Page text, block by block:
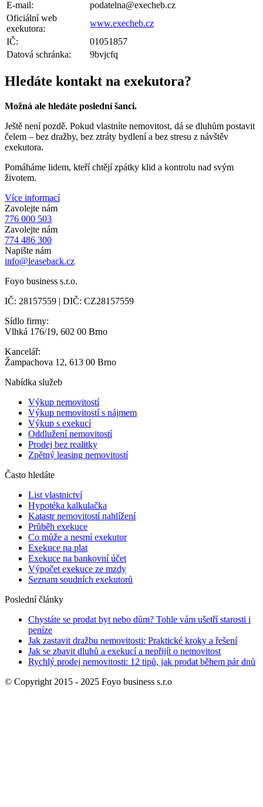
E-mail:
podatelna@execheb.cz
Oficiální web
exekutora:
www.execheb.cz
IČ:
01051857
Datová schránka:
9bvjcfq
Hledáte kontakt na exekutora?
Možná ale hledáte poslední šanci.
Ještě není pozdě. Pokud vlastníte nemovitost, dá se dluhům postavit
čelem – bez dražby, bez ztráty bydlení a bez stresu z návštěv
exekutora.
Pomáháme lidem, kteří chtějí zpátky klid a kontrolu nad svým
životem.
Více informací
Zavolejte nám
776 000 503
Zavolejte nám
774 486 300
Napište nám
info@leaseback.cz
Foyo business s.r.o.
IČ: 28157559 | DIČ: CZ28157559
Sídlo firmy:
Vlhká 176/19, 602 00 Brno
Kancelář:
Žampachova 12, 613 00 Brno
Nabídka služeb
Výkup nemovitostí
Výkup nemovitostí s nájmem
Výkup s exekucí
Oddlužení nemovitostí
Prodej bez realitky
Zpětný leasing nemovitostí
Často hledáte
List vlastnictví
Hypotéka kalkulačka
Katastr nemovitostí nahlížení
Průběh exekuce
Co může a nesmí exekutor
Exekuce na plat
Exekuce na bankovní účet
Výpočet exekuce ze mzdy
Seznam soudních exekutorů
Poslední články
Chystáte se prodat byt nebo dům? Tohle vám ušetří starosti i
peníze
Jak zastavit dražbu nemovitosti: Praktické kroky a řešení
Jak se zbavit dluhů a exekucí a nepřijít o nemovitost
Rychlý prodej nemovitosti: 12 tipů, jak prodat během pár dnů
© Copyright 2015 - 2025 Foyo business s.r.o